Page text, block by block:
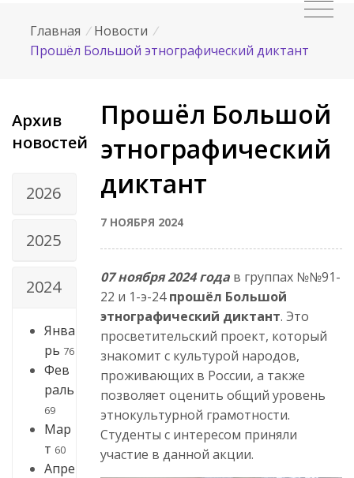
Главная / Новости /
Прошёл Большой этнографический диктант
Архив
новостей
2026
2025
2024
Янва
рь 76
Фев
раль
69
Мар
т 60
Апре
Прошёл Большой
этнографический
диктант
7 НОЯБРЯ 2024
07 ноября 2024 года в группах №№91-
22 и 1-э-24прошёл Большой
этнографический диктант. Это
просветительский проект, который
знакомит с культурой народов,
проживающих в России, а также
позволяет оценить общий уровень
этнокультурной грамотности.
Студенты с интересом приняли
участие в данной акции.